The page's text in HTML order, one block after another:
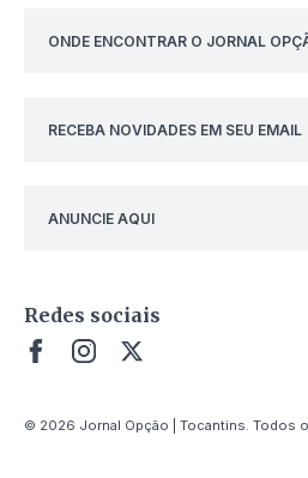
ONDE ENCONTRAR O JORNAL
RECEBA NOVIDADES EM SEU EMAIL
ANUNCIE AQUI
Redes sociais
© 2026 Jornal Opção | Tocantins. Todos